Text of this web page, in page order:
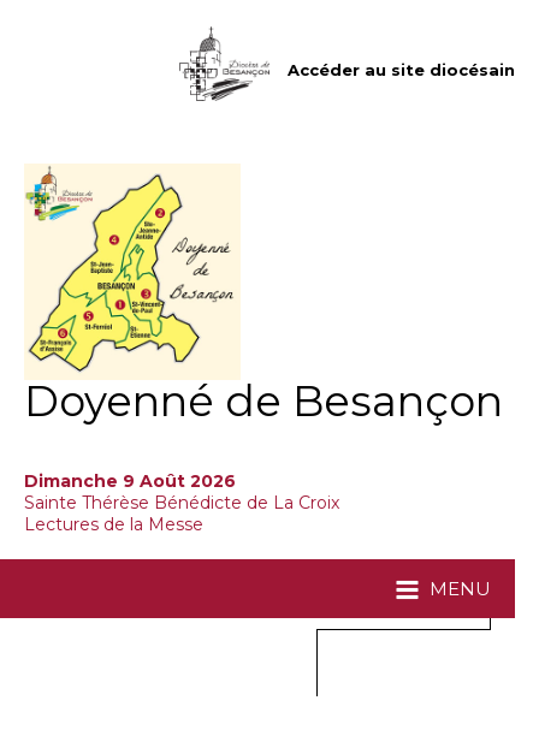
Accéder au site diocésain
Doyenné de Besançon
Dimanche 9 Août 2026
Sainte Thérèse Bénédicte de La Croix
Lectures de la Messe
MENU